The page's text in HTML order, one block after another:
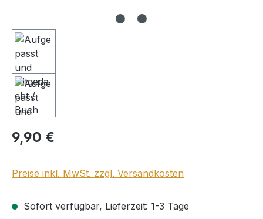
Regulärer Preis:
9,90 €
Preise inkl. MwSt. zzgl. Versandkosten
Sofort verfügbar, Lieferzeit: 1-3 Tage